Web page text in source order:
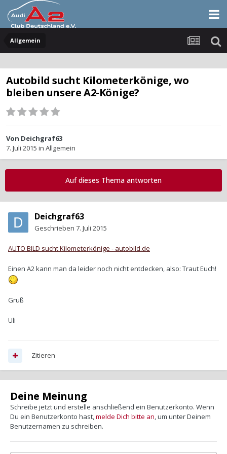
Allgemein
Autobild sucht Kilometerkönige, wo
bleiben unsere A2-Könige?
Von Deichgraf63
7. Juli 2015 in Allgemein
Auf dieses Thema antworten
Deichgraf63
Geschrieben 7. Juli 2015
AUTO BILD sucht Kilometerkönige - autobild.de
Einen A2 kann man da leider noch nicht entdecken, also: Traut Euch!
Gruß
Uli
Zitieren
Deine Meinung
Schreibe jetzt und erstelle anschließend ein Benutzerkonto. Wenn
Du ein Benutzerkonto hast,melde Dich bitte an, um unter Deinem
Benutzernamen zu schreiben.